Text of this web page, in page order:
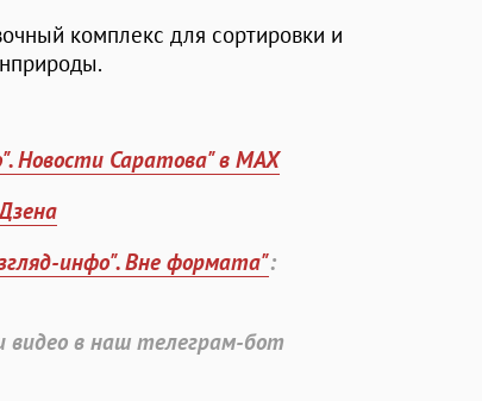
комплекс для сортировки и
Новости Саратова" в MAX
инфо". Вне формата":
в наш телеграм-бот